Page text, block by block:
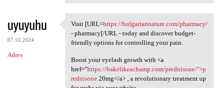
uyuyuhu
07.10.2024
Adres
Visit [URL=https:/
Visit [URL=https://bulgariannature.com/pharmacy/
- pharmacy[/URL - today and discover budget-
friendly options for controlling your pain.
Boost your eyelash growth with <a
href="https://bakelikeachamp.com/prednisone/">p
rednisone20mg</a> , a revolutionary treatment up